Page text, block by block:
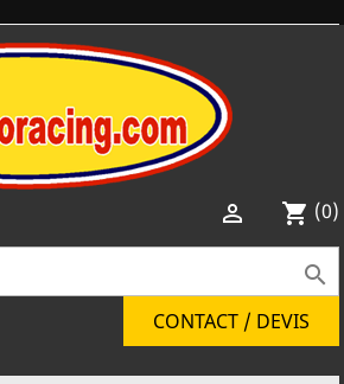
 shopping_cart (0)

CONTACT / DEVIS